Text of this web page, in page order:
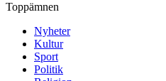
Toppämnen
Nyheter
Kultur
Sport
Politik